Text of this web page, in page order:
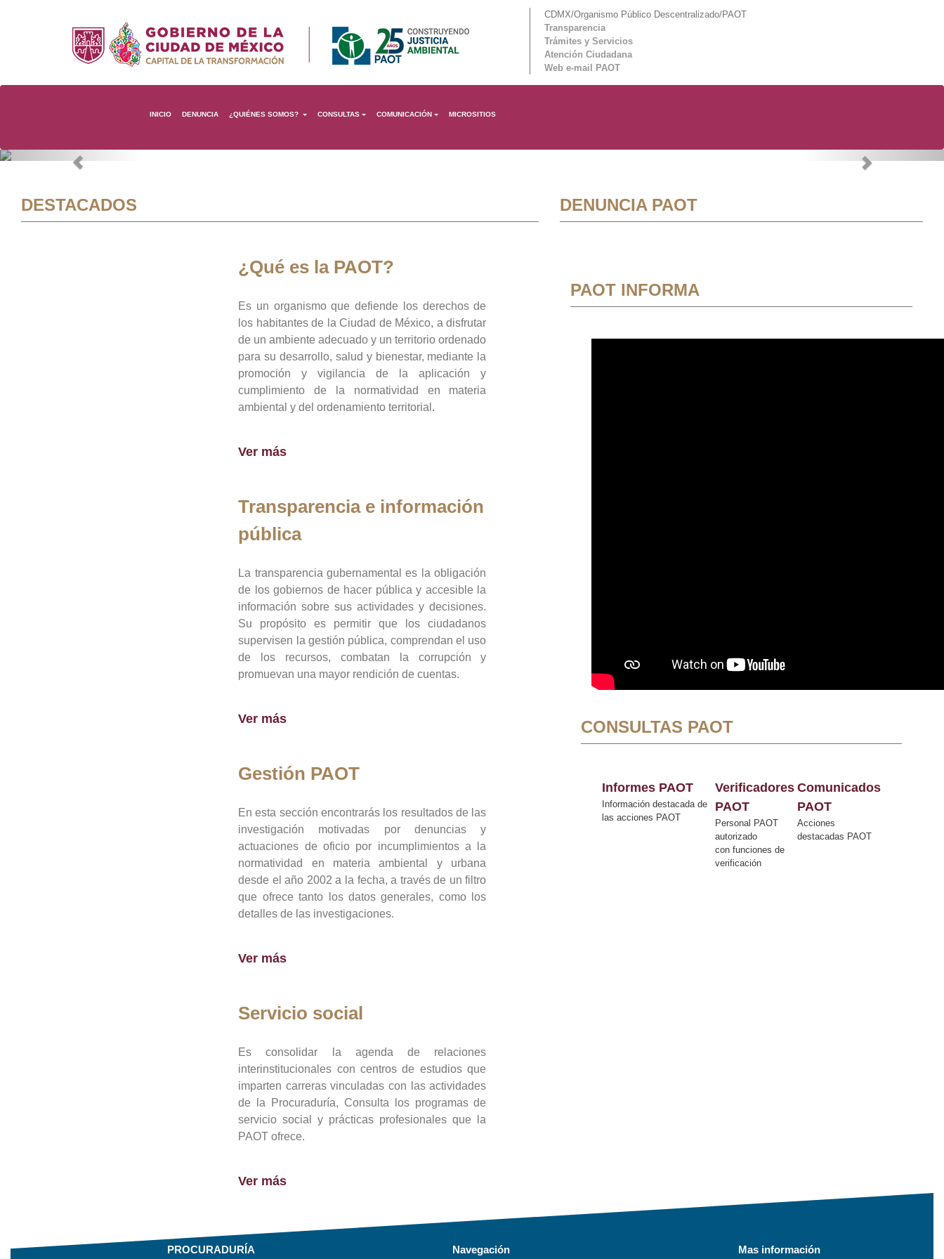
CDMX/Organismo Público Descentralizado/PAOT
Transparencia
Trámites y Servicios
Atención Ciudadana
Web e-mail PAOT
INICIO DENUNCIA ¿QUIÉNES SOMOS? CONSULTAS COMUNICACIÓN MICROSITIOS
Previous Next
DESTACADOS
¿Qué es la PAOT?
Es un organismo que defiende los derechos de
los habitantes de la Ciudad de México, a disfrutar
de un ambiente adecuado y un territorio ordenado
para su desarrollo, salud y bienestar, mediante la
promoción y vigilancia de la aplicación y
cumplimiento de la normatividad en materia
ambiental y del ordenamiento territorial.
Ver más
Transparencia e información
pública
La transparencia gubernamental es la obligación
de los gobiernos de hacer pública y accesible la
información sobre sus actividades y decisiones.
Su propósito es permitir que los ciudadanos
supervisen la gestión pública, comprendan el uso
de los recursos, combatan la corrupción y
promuevan una mayor rendición de cuentas.
Ver más
Gestión PAOT
En esta sección encontrarás los resultados de las
investigación motivadas por denuncias y
actuaciones de oficio por incumplimientos a la
normatividad en materia ambiental y urbana
desde el año 2002 a la fecha, a través de un filtro
que ofrece tanto los datos generales, como los
detalles de las investigaciones.
Ver más
Servicio social
Es consolidar la agenda de relaciones
interinstitucionales con centros de estudios que
imparten carreras vinculadas con las actividades
de la Procuraduría, Consulta los programas de
servicio social y prácticas profesionales que la
PAOT ofrece.
Ver más
DENUNCIA PAOT
PAOT INFORMA
CONSULTAS PAOT
Informes PAOT
Información destacada de
las acciones PAOT
Verificadores
PAOT
Personal PAOT
autorizado
con funciones de
verificación
Comunicados
PAOT
Acciones
destacadas PAOT
PROCURADURÍA Navegación Mas información